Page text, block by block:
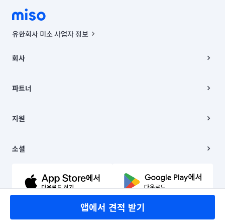
앱에서 견적 받기
유한회사 미소 사업자 정보
00019 |
주소 | 본사: 서울특별시 종로구 율곡로 6(중학동, 트윈트리빌딩) B동 5층
컨택센터 : 서울특별시 종로구 수송동 율곡로 24, 7층, 8층 미소
상품, 상품정보, 거래에 관한 의무와 책임은 거래당사자에게 있습니다.
언론 보도 관련 문의:
© 유한회사 미소. Miso, Inc. All Rights Reserved.
회사
채용
파트너
이사
지원
이용약관
문의하기
소셜
유튜브